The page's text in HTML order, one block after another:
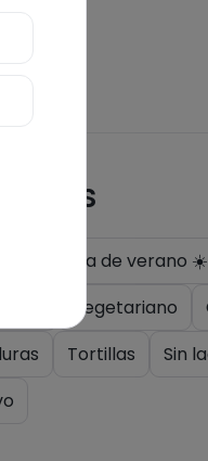
Receta de verano ☀️
Vegetariano
Tortillas
Sin